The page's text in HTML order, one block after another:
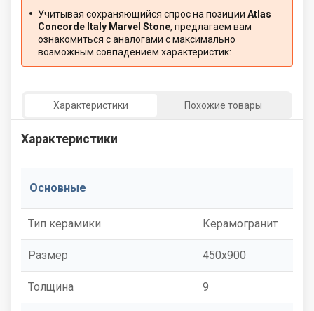
Учитывая сохраняющийся спрос на позиции Atlas
Concorde Italy Marvel Stone, предлагаем вам
ознакомиться с аналогами с максимально
возможным совпадением характеристик:
Характеристики Похожие товары
Характеристики
Основные
Тип керамики Керамогранит
Размер 450x900
Толщина 9